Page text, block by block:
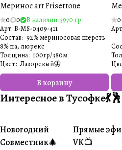
Меринос art Frisettone
0 0
В наличии: 3970 гр.
Арт. B-MS-0409-411
В корзину
Состав: 92% мериносовая шерсть
8% па, люрекс
Толщина: 100гр/380м
Цвет: Лазоревый🦋
0
Интересное в Тусофке💃🕺
#Совместники
Новогодний
Совместник🎄
#Житуха
Прямые
VK📺